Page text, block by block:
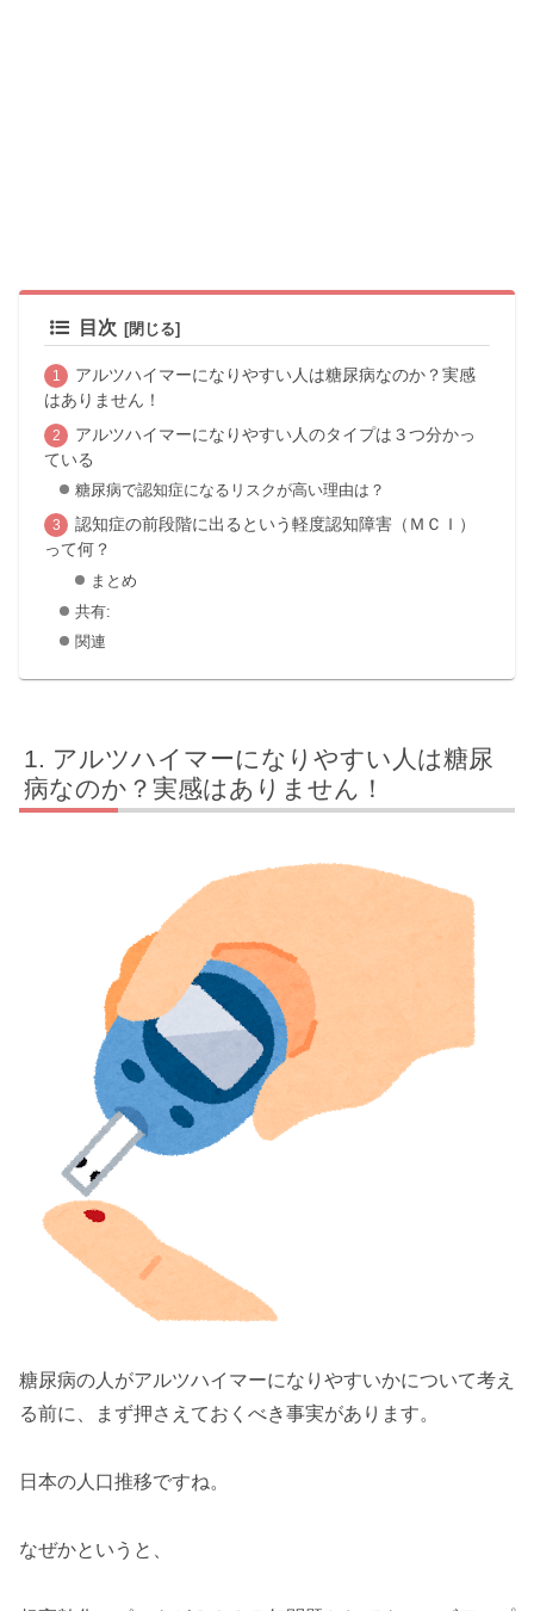
目次
アルツハイマーになりやすい人は糖尿病なのか？実感
はありません！
アルツハイマーになりやすい人のタイプは３つ分かっ
ている
糖尿病で認知症になるリスクが高い理由は？
認知症の前段階に出るという軽度認知障害（ＭＣＩ）
って何？
まとめ
共有:
関連
アルツハイマーになりやすい人は糖尿
病なのか？実感はありません！
糖尿病の人がアルツハイマーになりやすいかについて考え
る前に、まず押さえておくべき事実があります。
日本の人口推移ですね。
なぜかというと、